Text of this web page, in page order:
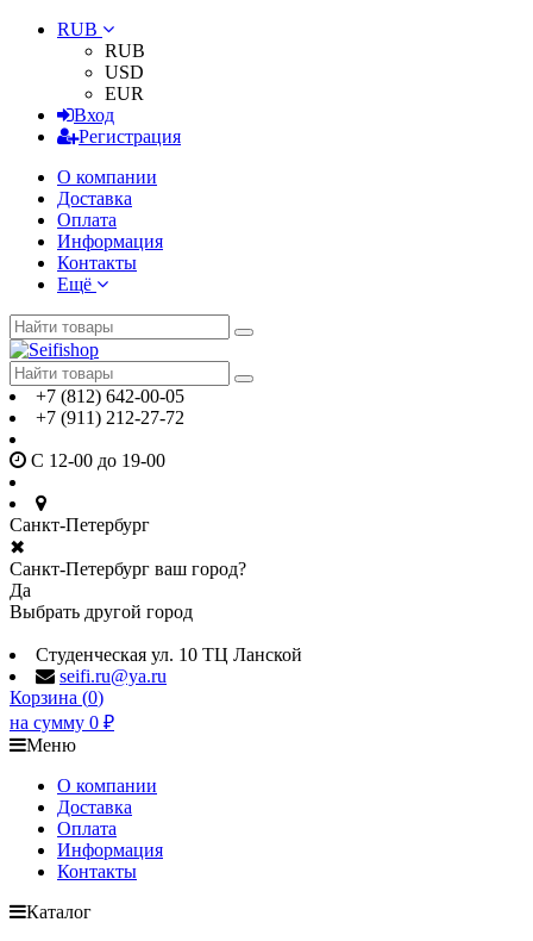
RUB
RUB
USD
EUR
Вход
Регистрация
О компании
Доставка
Оплата
Информация
Контакты
Ещё
+7 (812) 642-00-05
+7 (911) 212-27-72
С 12-00 до 19-00
Санкт-Петербург
✖
Санкт-Петербург ваш город?
Да
Выбрать другой город
Студенческая ул. 10 ТЦ Ланской
seifi.ru@ya.ru
Корзина (0)
на сумму 0 ₽
Меню
О компании
Доставка
Оплата
Информация
Контакты
Каталог